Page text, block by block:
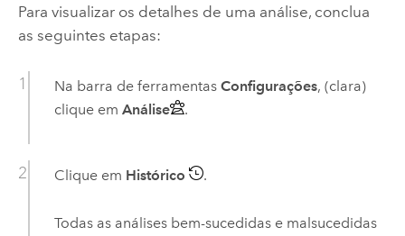
Para visualizar os detalhes de uma análise, conclua
as seguintes etapas:
Na barra de ferramentas Configurações, (clara)
clique em Análise .
Clique em Histórico .
Todas as análises bem-sucedidas e malsucedidas